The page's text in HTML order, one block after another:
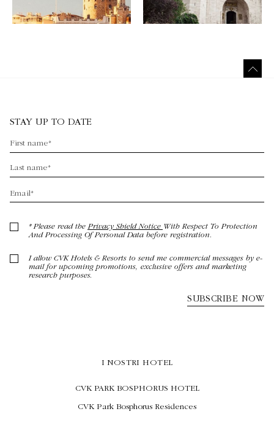
I NOSTRI HOTEL
CVK PARK BOSPHORUS HOTEL
CVK Park Bosphorus Residences